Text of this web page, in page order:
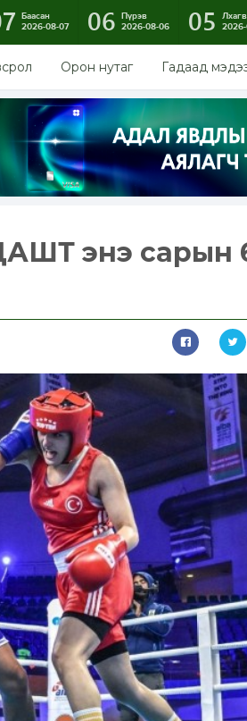
Баасан
2026-08-07
06 Пүрэв
2026-08-06
05
Орон нутаг Гадаад
энэ сарын